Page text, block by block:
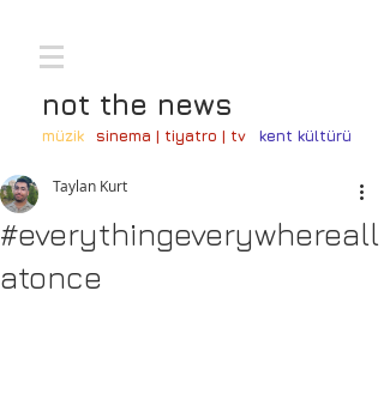
not the news
müzik sinema | tiyatro | tv kent kültürü
#everythingeverywhereall
atonce
Taylan Kurt